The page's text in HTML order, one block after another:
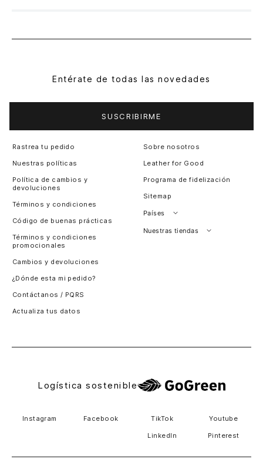
Entérate de todas las novedades
SUSCRIBIRME
Rastrea tu pedido
Nuestras políticas
Política de cambios y
devoluciones
Términos y condiciones
Código de buenas prácticas
Términos y condiciones
promocionales
Cambios y devoluciones
¿Dónde esta mi pedido?
Contáctanos / PQRS
Actualiza tus datos
Sobre nosotros
Leather for Good
Programa de fidelización
Sitemap
Países
Perú
Nuestras tiendas
Logística sostenible
Instagram Facebook TikTok Youtube
LinkedIn Pinterest